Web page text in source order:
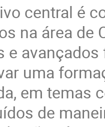
central é
na área de
e
uma
em temas
de